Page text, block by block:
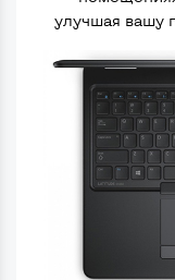
улучшая вашу